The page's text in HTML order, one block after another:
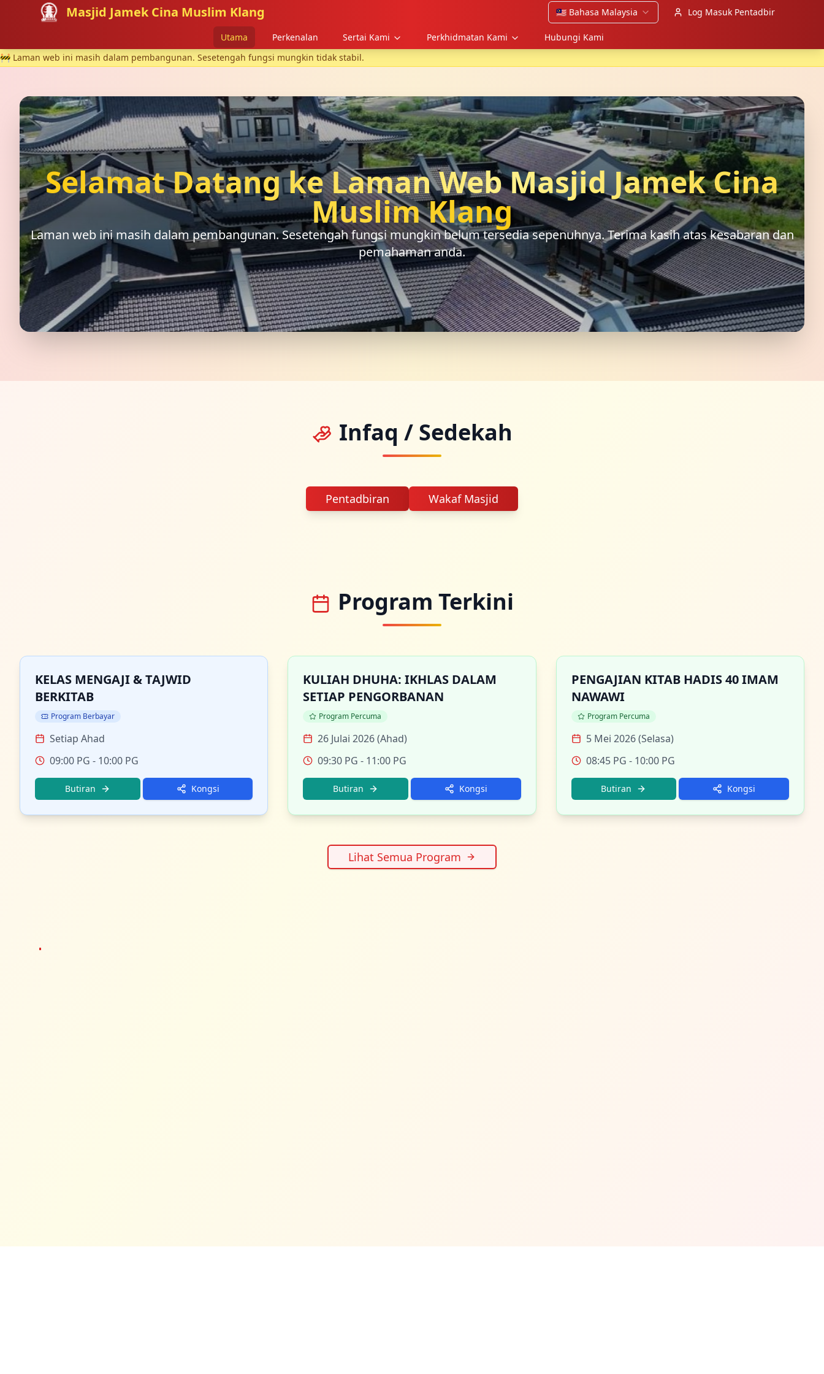
Masjid Jamek Cina Muslim Klang 🇲🇾 Bahasa Malaysia Log Masuk Pentadbir
Utama Perkenalan Sertai Kami Perkhidmatan Kami
Hubungi Kami
🚧 Laman web ini masih dalam pembangunan. Sesetengah fungsi mungkin tidak stabil.
Selamat Datang ke Laman Web Masjid Jamek Cina
Muslim Klang
Laman web ini masih dalam pembangunan. Sesetengah fungsi mungkin belum tersedia sepenuhnya. Terima kasih atas kesabaran dan
pemahaman anda.
Infaq / Sedekah
Pentadbiran Wakaf Masjid
Program Terkini
KELAS MENGAJI & TAJWID
BERKITAB
Program Berbayar
Setiap Ahad
09:00 PG - 10:00 PG
Butiran Kongsi
KULIAH DHUHA: IKHLAS DALAM
SETIAP PENGORBANAN
Program Percuma
26 Julai 2026 (Ahad)
09:30 PG - 11:00 PG
Butiran Kongsi
PENGAJIAN KITAB HADIS 40 IMAM
NAWAWI
Program Percuma
5 Mei 2026 (Selasa)
08:45 PG - 10:00 PG
Butiran Kongsi
Lihat Semua Program